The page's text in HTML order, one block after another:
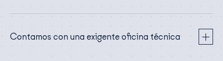
Contamos con una exigente oficina técnica